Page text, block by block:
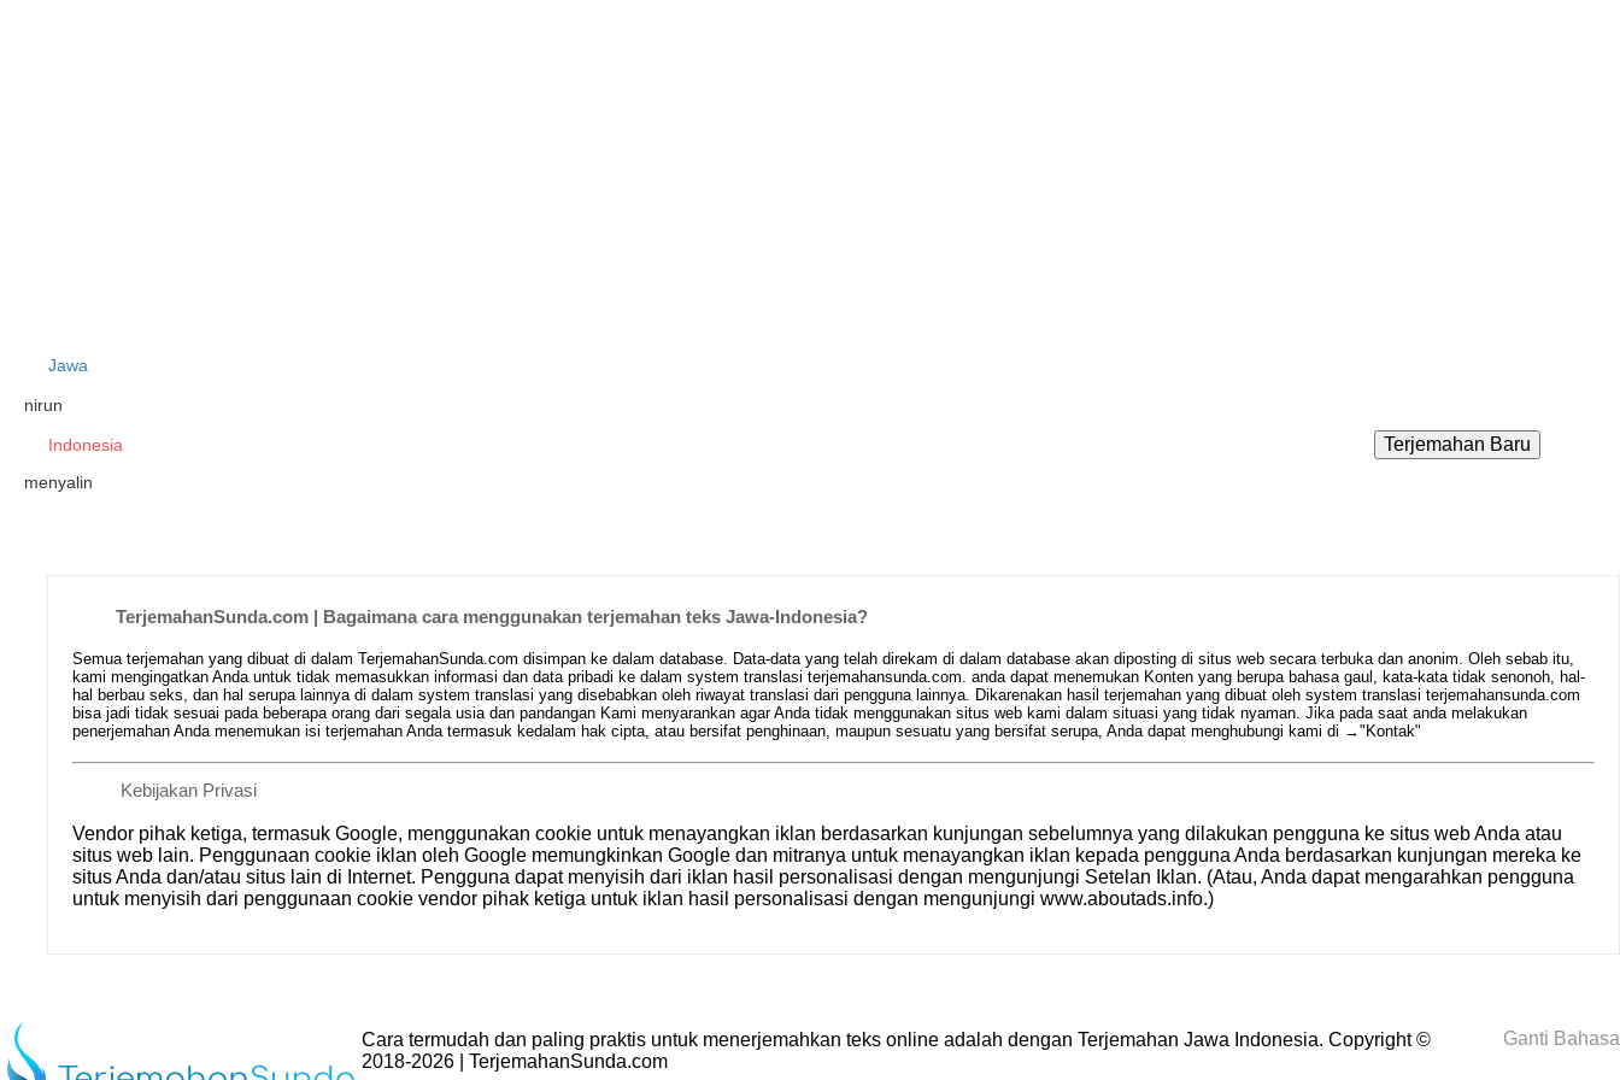
Jawa
nirun
Indonesia
menyalin
TerjemahanSunda.com | Bagaimana cara menggunakan terjemahan teks Jawa-Indonesia?
Semua terjemahan yang dibuat di dalam TerjemahanSunda.com disimpan ke dalam database. Data-data yang telah direkam di dalam database akan diposting di situs web secara terbuka dan anonim. Oleh sebab itu,
kami mengingatkan Anda untuk tidak memasukkan informasi dan data pribadi ke dalam system translasi terjemahansunda.com. anda dapat menemukan Konten yang berupa bahasa gaul, kata-kata tidak senonoh, hal-
hal berbau seks, dan hal serupa lainnya di dalam system translasi yang disebabkan oleh riwayat translasi dari pengguna lainnya. Dikarenakan hasil terjemahan yang dibuat oleh system translasi terjemahansunda.com
bisa jadi tidak sesuai pada beberapa orang dari segala usia dan pandangan Kami menyarankan agar Anda tidak menggunakan situs web kami dalam situasi yang tidak nyaman. Jika pada saat anda melakukan
penerjemahan Anda menemukan isi terjemahan Anda termasuk kedalam hak cipta, atau bersifat penghinaan, maupun sesuatu yang bersifat serupa, Anda dapat menghubungi kami di →"Kontak"
Kebijakan Privasi
Vendor pihak ketiga, termasuk Google, menggunakan cookie untuk menayangkan iklan berdasarkan kunjungan sebelumnya yang dilakukan pengguna ke situs web Anda atau
situs web lain. Penggunaan cookie iklan oleh Google memungkinkan Google dan mitranya untuk menayangkan iklan kepada pengguna Anda berdasarkan kunjungan mereka ke
situs Anda dan/atau situs lain di Internet. Pengguna dapat menyisih dari iklan hasil personalisasi dengan mengunjungi Setelan Iklan. (Atau, Anda dapat mengarahkan pengguna
untuk menyisih dari penggunaan cookie vendor pihak ketiga untuk iklan hasil personalisasi dengan mengunjungi www.aboutads.info.)
Ganti Bahasa
Cara termudah dan paling praktis untuk menerjemahkan teks online adalah dengan Terjemahan Jawa Indonesia. Copyright ©
2018-2026 | TerjemahanSunda.com